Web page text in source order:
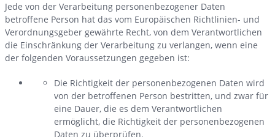
Jede von der Verarbeitung personenbezogener Daten
betroffene Person hat das vom Europäischen Richtlinien- und
Verordnungsgeber gewährte Recht, von dem Verantwortlichen
die Einschränkung der Verarbeitung zu verlangen, wenn eine
der folgenden Voraussetzungen gegeben ist:
Die Richtigkeit der personenbezogenen Daten wird
von der betroffenen Person bestritten, und zwar für
eine Dauer, die es dem Verantwortlichen
ermöglicht, die Richtigkeit der personenbezogenen
Daten zu überprüfen.